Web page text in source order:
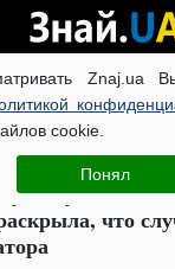
Znaj.ua
cookie.
Понял
ПРОТИВ
не суждено
что